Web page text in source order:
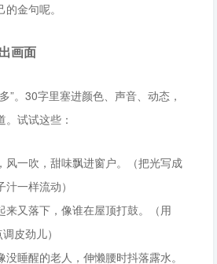
金句呢。
画面
”。30字里塞进颜色、声音、动态，
试试这些：
风一吹，甜味飘进窗户。（把光写成
一样流动）
来又落下，像谁在屋顶打鼓。（用
皮劲儿）
睡醒的老人，伸懒腰时抖落露水。